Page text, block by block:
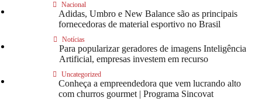
Nacional
Adidas, Umbro e New Balance são as principais
fornecedoras de material esportivo no Brasil
Notícias
Para popularizar geradores de imagens Inteligência
Artificial, empresas investem em recurso
Uncategorized
Conheça a empreendedora que vem lucrando alto
com churros gourmet | Programa Sincovat